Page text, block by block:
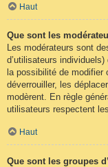
Haut
Que sont les
Les modérateurs sont
d’utilisateurs
la possibilité de modifier
déverrouiller, les
modèrent. En règle
utilisateurs respectent
Haut
Que sont les groupes